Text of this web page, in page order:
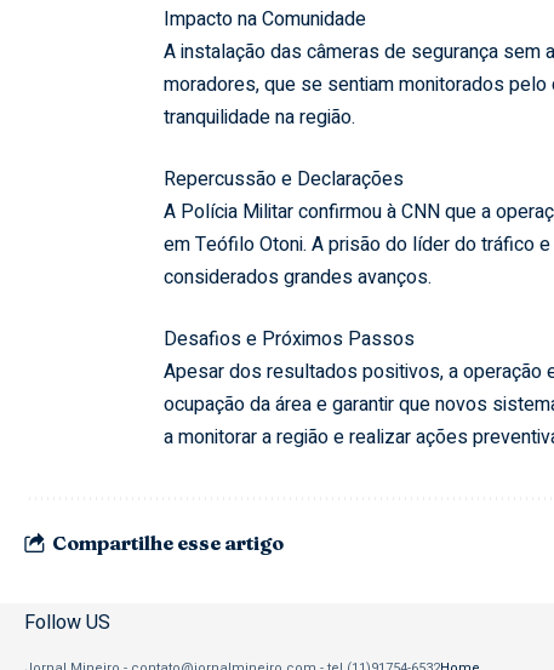
Impacto na Comunidade
A instalação das câmeras de segurança sem
moradores, que se sentiam monitorados
tranquilidade na região.
Repercussão e Declarações
A Polícia Militar confirmou à CNN que a
em Teófilo Otoni. A prisão do líder do tráfico
considerados grandes avanços.
Desafios e Próximos Passos
Apesar dos resultados positivos, a operação
ocupação da área e garantir que novos
a monitorar a região e realizar ações
Compartilhe esse artigo
Follow US